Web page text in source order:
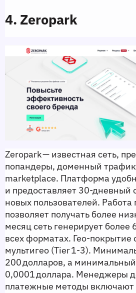
4. Zeropark
Zeropark — известная сеть,
попандеры, доменный
marketplace. Платформа
и предоставляет 30‑дневный
новых пользователей. Работа
позволяет получать более
месяц сеть генерирует более
всех форматах. Гео‑покрытие
мультигео (Tier 1‑3).
200 долларов, а минимальный
0,0001 доллара. Менеджеры
платежные методы включают